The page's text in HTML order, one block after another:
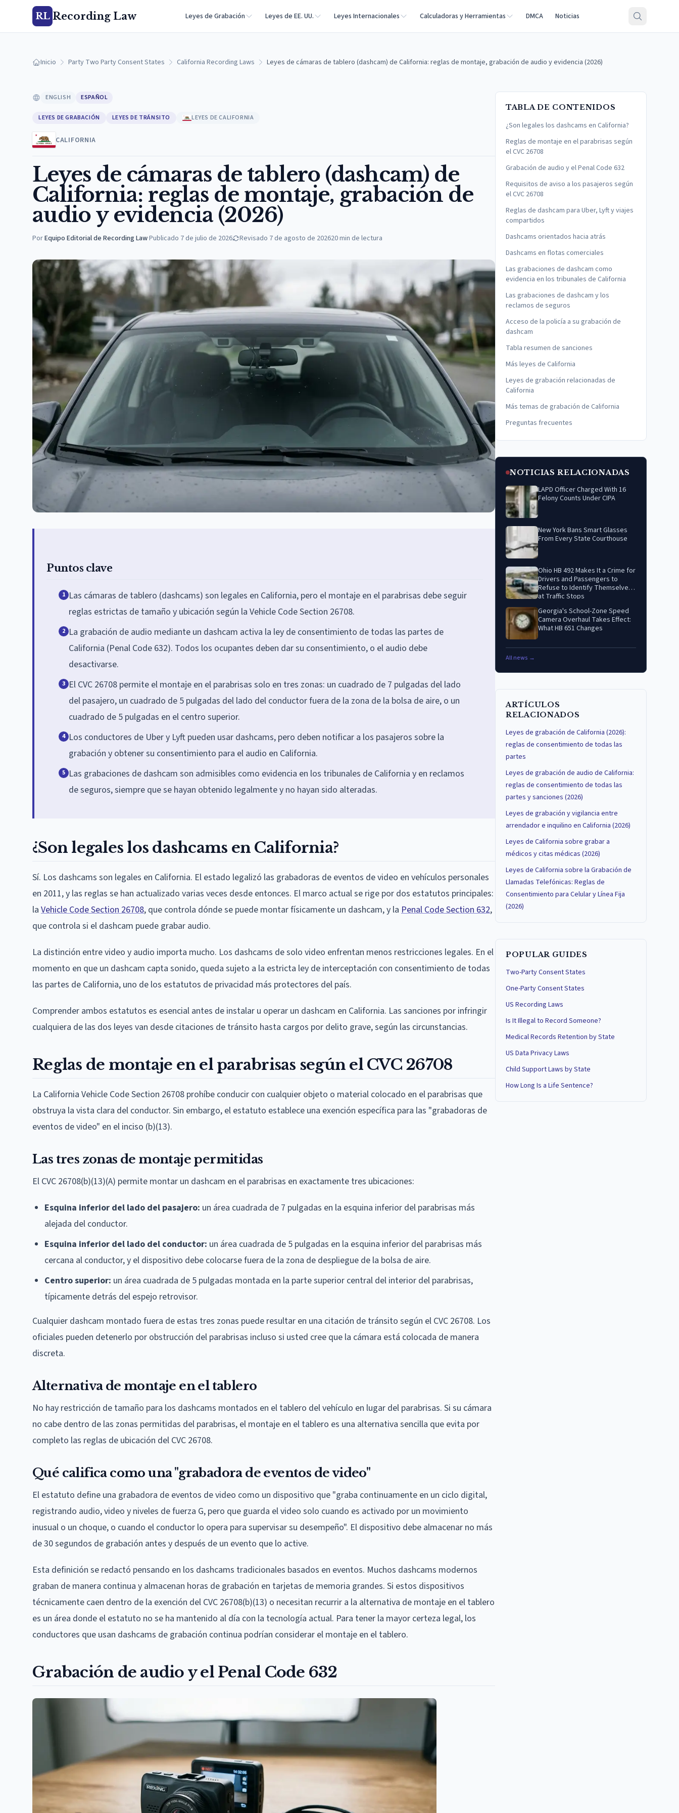
RL Recording Law Leyes de Grabación Leyes de EE. UU. Leyes Internacionales Calculadoras y Herramientas DMCA Noticias
Inicio Party Two Party Consent States California Recording Laws Leyes de cámaras de tablero (dashcam) de California: reglas de montaje, grabación de audio y evidencia (2026)
ENGLISH ESPAÑOL
LEYES DE GRABACIÓN LEYES DE TRÁNSITO LEYES DE CALIFORNIA
CALIFORNIA
Leyes de cámaras de tablero (dashcam) de
California: reglas de montaje, grabación de
audio y evidencia (2026)
PorEquipo Editorial de Recording Law·Publicado 7 de julio de 2026 Revisado 7 de agosto de 202620min de lectura
Puntos clave
1 Las cámaras de tablero (dashcams) son legales en California, pero el montaje en el parabrisas debe seguir
reglas estrictas de tamaño y ubicación según la Vehicle Code Section 26708.
2 La grabación de audio mediante un dashcam activa la ley de consentimiento de todas las partes de
California (Penal Code 632). Todos los ocupantes deben dar su consentimiento, o el audio debe
desactivarse.
3 El CVC 26708 permite el montaje en el parabrisas solo en tres zonas: un cuadrado de 7 pulgadas del lado
del pasajero, un cuadrado de 5 pulgadas del lado del conductor fuera de la zona de la bolsa de aire, o un
cuadrado de 5 pulgadas en el centro superior.
4 Los conductores de Uber y Lyft pueden usar dashcams, pero deben notificar a los pasajeros sobre la
grabación y obtener su consentimiento para el audio en California.
5 Las grabaciones de dashcam son admisibles como evidencia en los tribunales de California y en reclamos
de seguros, siempre que se hayan obtenido legalmente y no hayan sido alteradas.
¿Son legales los dashcams en California?
Sí. Los dashcams son legales en California. El estado legalizó las grabadoras de eventos de video en vehículos personales
en 2011, y las reglas se han actualizado varias veces desde entonces. El marco actual se rige por dos estatutos principales:
la Vehicle Code Section 26708, que controla dónde se puede montar físicamente un dashcam, y la Penal Code Section 632,
que controla si el dashcam puede grabar audio.
La distinción entre video y audio importa mucho. Los dashcams de solo video enfrentan menos restricciones legales. En el
momento en que un dashcam capta sonido, queda sujeto a la estricta ley de interceptación con consentimiento de todas
las partes de California, uno de los estatutos de privacidad más protectores del país.
Comprender ambos estatutos es esencial antes de instalar u operar un dashcam en California. Las sanciones por infringir
cualquiera de las dos leyes van desde citaciones de tránsito hasta cargos por delito grave, según las circunstancias.
Reglas de montaje en el parabrisas según el CVC 26708
La California Vehicle Code Section 26708 prohíbe conducir con cualquier objeto o material colocado en el parabrisas que
obstruya la vista clara del conductor. Sin embargo, el estatuto establece una exención específica para las "grabadoras de
eventos de video" en el inciso (b)(13).
Las tres zonas de montaje permitidas
El CVC 26708(b)(13)(A) permite montar un dashcam en el parabrisas en exactamente tres ubicaciones:
Esquina inferior del lado del pasajero: un área cuadrada de 7 pulgadas en la esquina inferior del parabrisas más
alejada del conductor.
Esquina inferior del lado del conductor: un área cuadrada de 5 pulgadas en la esquina inferior del parabrisas más
cercana al conductor, y el dispositivo debe colocarse fuera de la zona de despliegue de la bolsa de aire.
Centro superior: un área cuadrada de 5 pulgadas montada en la parte superior central del interior del parabrisas,
típicamente detrás del espejo retrovisor.
Cualquier dashcam montado fuera de estas tres zonas puede resultar en una citación de tránsito según el CVC 26708. Los
oficiales pueden detenerlo por obstrucción del parabrisas incluso si usted cree que la cámara está colocada de manera
discreta.
Alternativa de montaje en el tablero
No hay restricción de tamaño para los dashcams montados en el tablero del vehículo en lugar del parabrisas. Si su cámara
no cabe dentro de las zonas permitidas del parabrisas, el montaje en el tablero es una alternativa sencilla que evita por
completo las reglas de ubicación del CVC 26708.
Qué califica como una "grabadora de eventos de video"
El estatuto define una grabadora de eventos de video como un dispositivo que "graba continuamente en un ciclo digital,
registrando audio, video y niveles de fuerza G, pero que guarda el video solo cuando es activado por un movimiento
inusual o un choque, o cuando el conductor lo opera para supervisar su desempeño". El dispositivo debe almacenar no más
de 30 segundos de grabación antes y después de un evento que lo active.
Esta definición se redactó pensando en los dashcams tradicionales basados en eventos. Muchos dashcams modernos
graban de manera continua y almacenan horas de grabación en tarjetas de memoria grandes. Si estos dispositivos
técnicamente caen dentro de la exención del CVC 26708(b)(13) o necesitan recurrir a la alternativa de montaje en el tablero
es un área donde el estatuto no se ha mantenido al día con la tecnología actual. Para tener la mayor certeza legal, los
conductores que usan dashcams de grabación continua podrían considerar el montaje en el tablero.
Grabación de audio y el Penal Code 632
TABLA DE CONTENIDOS
¿Son legales los dashcams en California?
Reglas de montaje en el parabrisas según
el CVC 26708
Grabación de audio y el Penal Code 632
Requisitos de aviso a los pasajeros según
el CVC 26708
Reglas de dashcam para Uber, Lyft y viajes
compartidos
Dashcams orientados hacia atrás
Dashcams en flotas comerciales
Las grabaciones de dashcam como
evidencia en los tribunales de California
Las grabaciones de dashcam y los
reclamos de seguros
Acceso de la policía a su grabación de
dashcam
Tabla resumen de sanciones
Más leyes de California
Leyes de grabación relacionadas de
California
Más temas de grabación de California
Preguntas frecuentes
NOTICIAS RELACIONADAS
LAPD Officer Charged With 16
Felony Counts Under CIPA
New York Bans Smart Glasses
From Every State Courthouse
Ohio HB 492 Makes It a Crime for
Drivers and Passengers to
Refuse to Identify Themselves
at Traffic Stops
Georgia's School-Zone Speed
Camera Overhaul Takes Effect:
What HB 651 Changes
All news →
ARTÍCULOS
RELACIONADOS
Leyes de grabación de California (2026):
reglas de consentimiento de todas las
partes
Leyes de grabación de audio de California:
reglas de consentimiento de todas las
partes y sanciones (2026)
Leyes de grabación y vigilancia entre
arrendador e inquilino en California (2026)
Leyes de California sobre grabar a
médicos y citas médicas (2026)
Leyes de California sobre la Grabación de
Llamadas Telefónicas: Reglas de
Consentimiento para Celular y Línea Fija
(2026)
POPULAR GUIDES
Two-Party Consent States
One-Party Consent States
US Recording Laws
Is It Illegal to Record Someone?
Medical Records Retention by State
US Data Privacy Laws
Child Support Laws by State
How Long Is a Life Sentence?